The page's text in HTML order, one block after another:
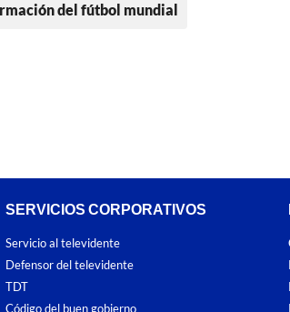
del fútbol mundial
SERVICIOS CORPORATIVOS
Servicio al televidente
Defensor del televidente
TDT
Código del buen gobierno